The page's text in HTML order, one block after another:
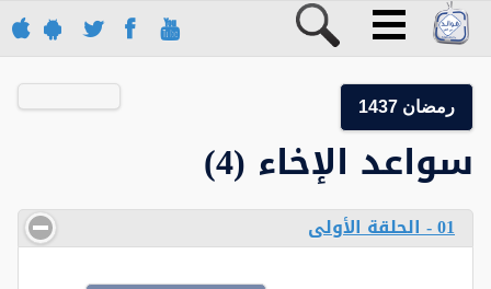
رمضان 1437
سواعد الإخاء (4)
01 - الحلقة الأولى